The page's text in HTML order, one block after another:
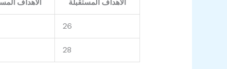
الأهداف الأهداف المستقبلة
26
28